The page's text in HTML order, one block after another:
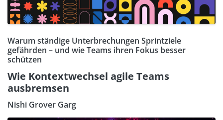
Warum ständige Unterbrechungen Sprintziele
gefährden – und wie Teams ihren Fokus besser
schützen
Wie Kontextwechsel agile Teams
ausbremsen
Nishi Grover Garg